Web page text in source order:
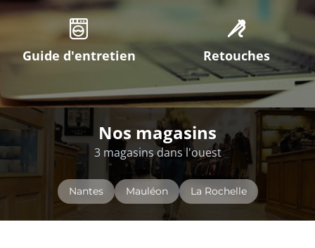
Guide d'entretien Retouches
Nos magasins
3 magasins dans l'ouest
Nantes Mauléon La Rochelle